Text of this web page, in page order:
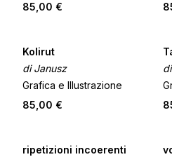
85,00 €
Kolirut
di Janusz
Grafica e Illustrazione
85,00 €
ripetizioni incoerenti